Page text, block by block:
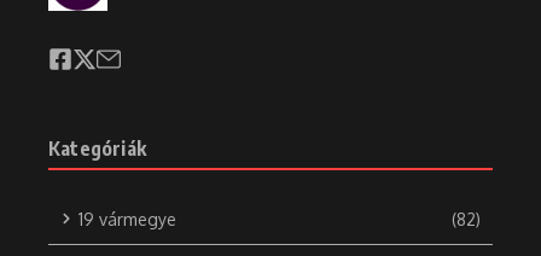
Kategóriák
19 vármegye (82)